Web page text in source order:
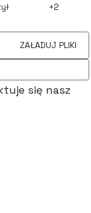
+2
ZAŁADUJ PLIKI
się nasz